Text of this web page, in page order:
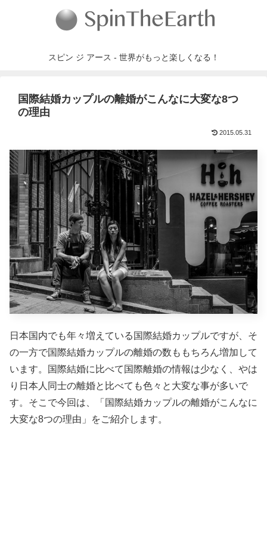
スピン ジ アース - 世界がもっと楽しくなる！
国際結婚カップルの離婚がこんなに大変な8つ
の理由
2015.05.31
日本国内でも年々増えている国際結婚カップルですが、そ
の一方で国際結婚カップルの離婚の数ももちろん増加して
います。国際結婚に比べて国際離婚の情報は少なく、やは
り日本人同士の離婚と比べても色々と大変な事が多いで
す。そこで今回は、「国際結婚カップルの離婚がこんなに
大変な8つの理由」をご紹介します。